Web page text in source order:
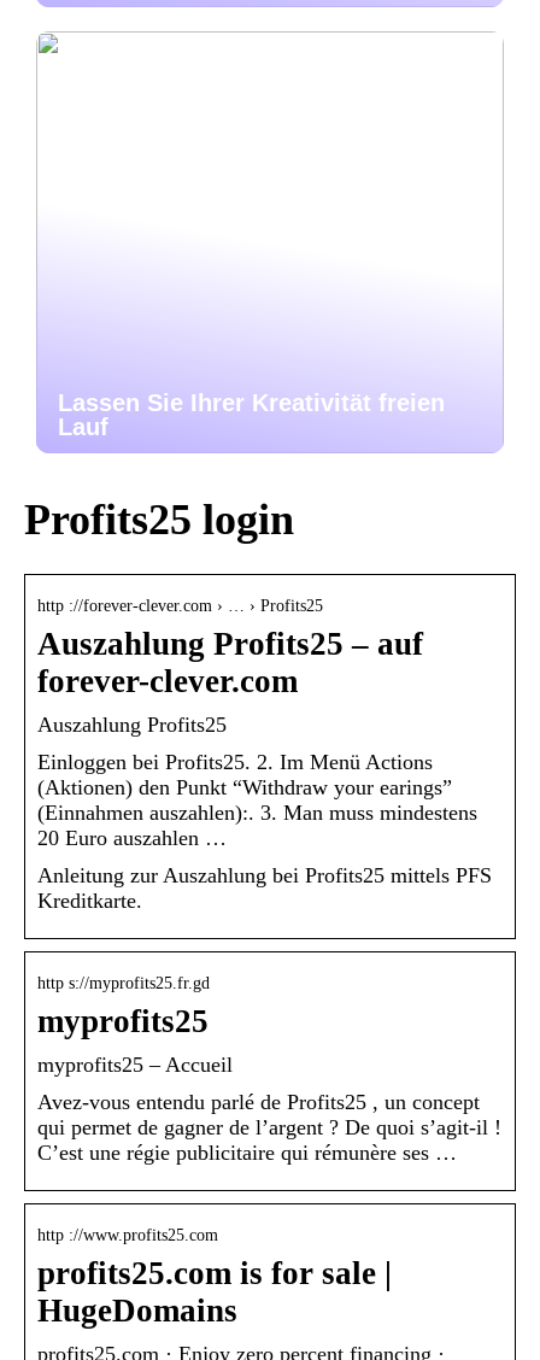
Lassen Sie Ihrer Kreativität freien
Lauf
Profits25 login
http ://forever-clever.com › … › Profits25
Auszahlung Profits25 – auf
forever-clever.com
Auszahlung Profits25
Einloggen bei Profits25. 2. Im Menü Actions
(Aktionen) den Punkt “Withdraw your earings”
(Einnahmen auszahlen):. 3. Man muss mindestens
20 Euro auszahlen …
Anleitung zur Auszahlung bei Profits25 mittels PFS
Kreditkarte.
http s://myprofits25.fr.gd
myprofits25
myprofits25 – Accueil
Avez-vous entendu parlé de Profits25 , un concept
qui permet de gagner de l’argent ? De quoi s’agit-il !
C’est une régie publicitaire qui rémunère ses …
http ://www.profits25.com
profits25.com is for sale |
HugeDomains
profits25.com · Enjoy zero percent financing ·